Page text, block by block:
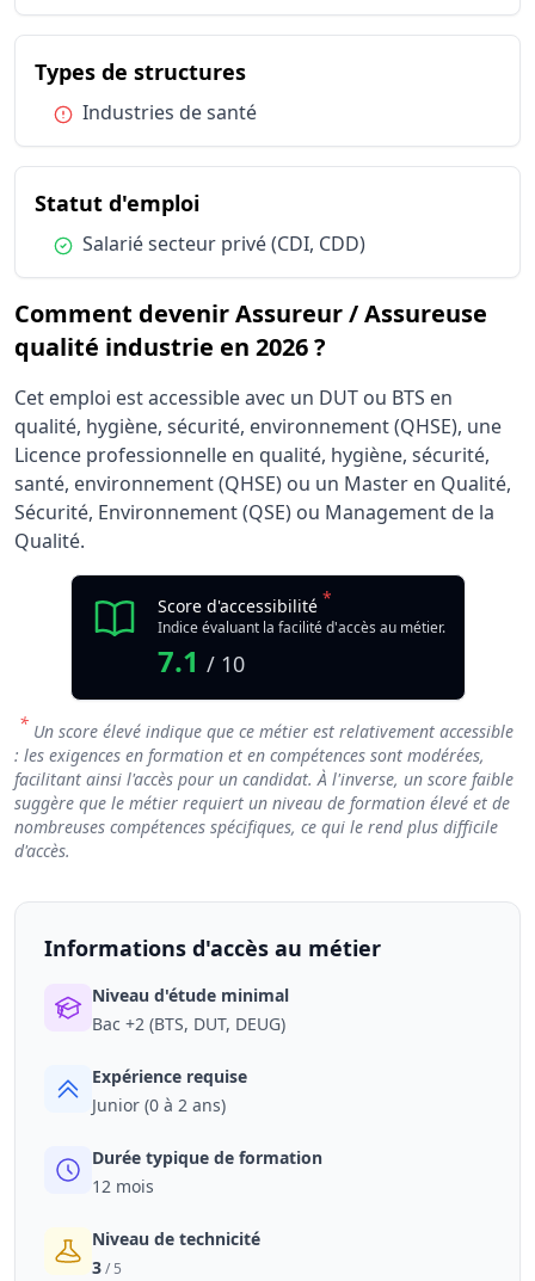
Types de structuresdu métier Assureur /
Condition :
Industries de santé
Statut d'emploidu métier Assureur /
Condition :
Salarié secteur privé (CDI, CDD)
Comment devenir Assureur / Assureuse
qualité industrie en 2026 ?
Cet emploi est accessible avec un DUT ou BTS en
qualité, hygiène, sécurité, environnement (QHSE), une
Licence professionnelle en qualité, hygiène, sécurité,
santé, environnement (QHSE) ou un Master en Qualité,
Sécurité, Environnement (QSE) ou Management de la
Qualité.
Score d'accessibilité *
Indice évaluant la facilité d'accès au métier.
7.1 / 10
* Un score élevé indique que ce métier est relativement accessible
: les exigences en formation et en compétences sont modérées,
facilitant ainsi l'accès pour un candidat. À l'inverse, un score faible
suggère que le métier requiert un niveau de formation élevé et de
nombreuses compétences spécifiques, ce qui le rend plus difficile
d'accès.
Informations d'accès au métier
Niveau d'étude minimal
Bac +2 (BTS, DUT, DEUG)
Expérience requise
Junior (0 à 2 ans)
Durée typique de formation
12 mois
Niveau de technicité
3/ 5